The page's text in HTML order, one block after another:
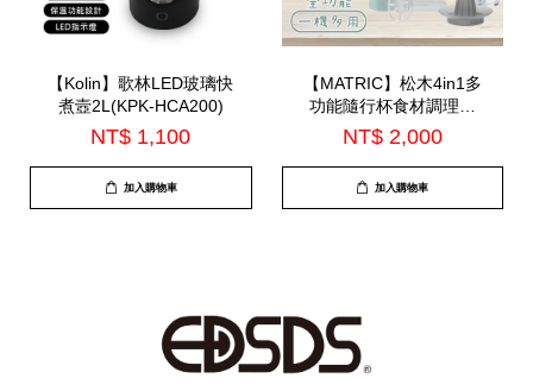
【Kolin】歌林LED玻璃快
煮壼2L(KPK-HCA200)
NT$ 1,100
加入購物車
【MATRIC】松木4in1多
功能隨行杯食材調理機
(MG-FC0323MA)
NT$ 2,000
加入購物車